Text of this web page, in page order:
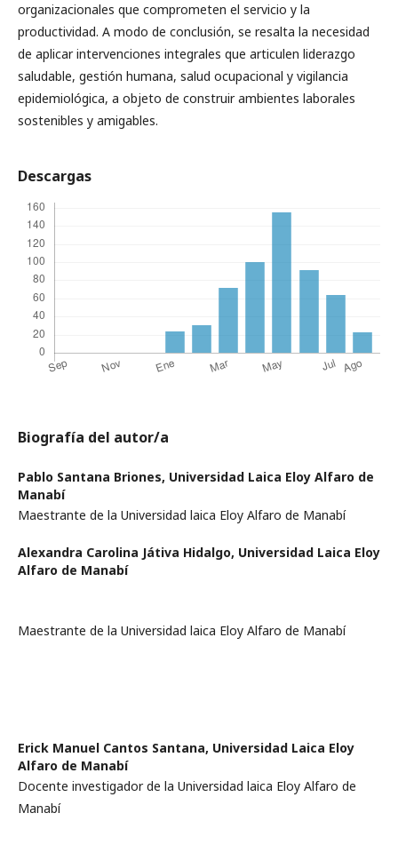
organizacionales que comprometen el servicio y la
productividad. A modo de conclusión, se resalta la necesidad
de aplicar intervenciones integrales que articulen liderazgo
saludable, gestión humana, salud ocupacional y vigilancia
epidemiológica, a objeto de construir ambientes laborales
sostenibles y amigables.
Descargas
Biografía del autor/a
Pablo Santana Briones, Universidad Laica Eloy Alfaro de
Manabí
Maestrante de la Universidad laica Eloy Alfaro de Manabí
Alexandra Carolina Játiva Hidalgo, Universidad Laica Eloy
Alfaro de Manabí
Maestrante de la Universidad laica Eloy Alfaro de Manabí
Erick Manuel Cantos Santana, Universidad Laica Eloy
Alfaro de Manabí
Docente investigador de la Universidad laica Eloy Alfaro de
Manabí